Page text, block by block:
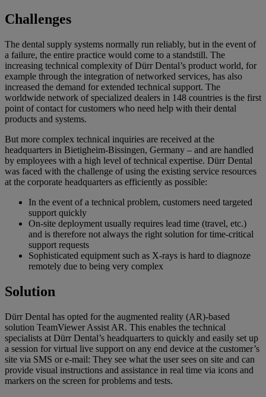
Challenges
The dental supply systems normally run reliably, but in the event of
a failure, the entire practice would come to a standstill. The
increasing technical complexity of Dürr Dental’s product world, for
example through the integration of networked services, has also
increased the demand for extended technical support. The
worldwide network of specialized dealers in 148 countries is the first
point of contact for customers who need help with their dental
products and systems.
But more complex technical inquiries are received at the
headquarters in Bietigheim-Bissingen, Germany – and are handled
by employees with a high level of technical expertise. Dürr Dental
was faced with the challenge of using the existing service resources
at the corporate headquarters as efficiently as possible:
In the event of a technical problem, customers need targeted
support quickly
On-site deployment usually requires lead time (travel, etc.)
and is therefore not always the right solution for time-critical
support requests
Sophisticated equipment such as X-rays is hard to diagnoze
remotely due to being very complex
Solution
Dürr Dental has opted for the augmented reality (AR)-based
solution TeamViewer Assist AR. This enables the technical
specialists at Dürr Dental’s headquarters to quickly and easily set up
a session for virtual live support on any end device at the customer’s
site via SMS or e-mail: They see what the user sees on site and can
provide visual instructions and assistance in real time via icons and
markers on the screen for problems and tests.